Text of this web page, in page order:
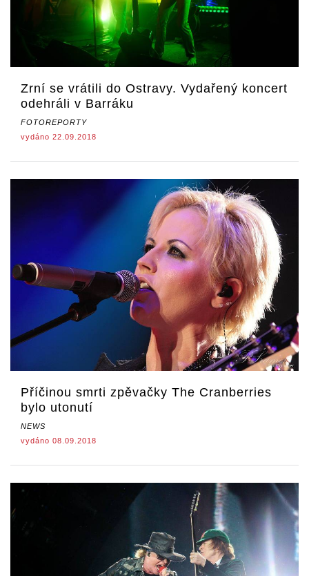
Zrní se vrátili do Ostravy. Vydařený koncert
odehráli v Barráku
FOTOREPORTY
vydáno 22.09.2018
Příčinou smrti zpěvačky The Cranberries
bylo utonutí
NEWS
vydáno 08.09.2018